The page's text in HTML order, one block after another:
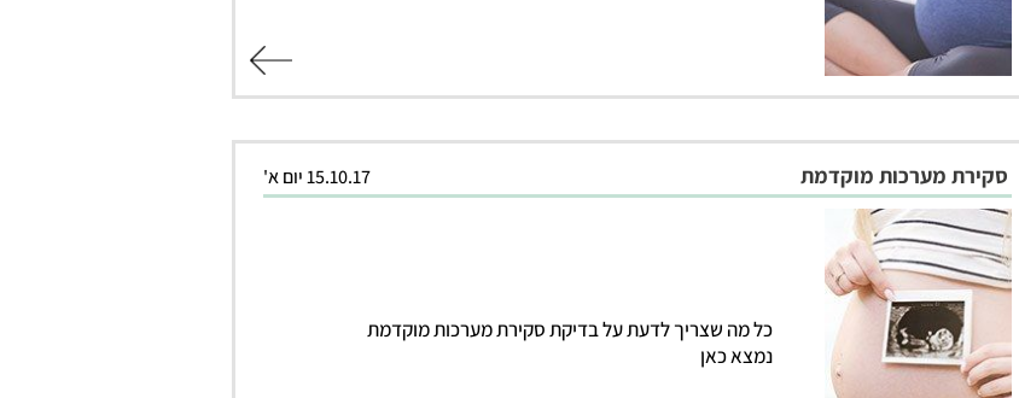
סקירת מערכות מוקדמת 15.10.17 יום א'
כל מה שצריך לדעת על בדיקת סקירת מערכות מוקדמת
נמצא כאן